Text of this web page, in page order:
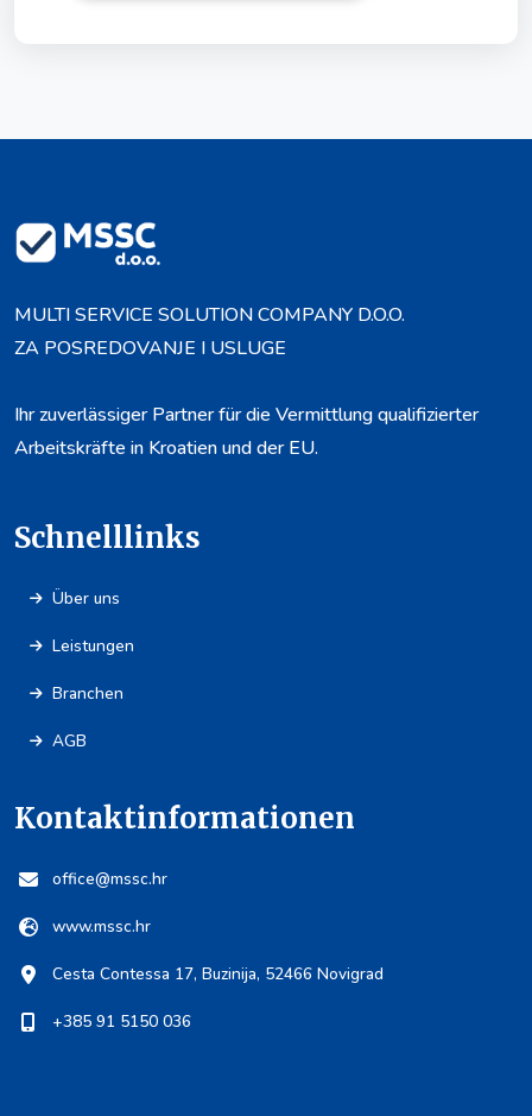
MULTI SERVICE SOLUTION COMPANY D.O.O.
ZA POSREDOVANJE I USLUGE
Ihr zuverlässiger Partner für die Vermittlung qualifizierter
Arbeitskräfte in Kroatien und der EU.
Schnelllinks
Über uns
Leistungen
Branchen
AGB
Kontaktinformationen
office@mssc.hr
www.mssc.hr
Cesta Contessa 17, Buzinija, 52466 Novigrad
+385 91 5150 036